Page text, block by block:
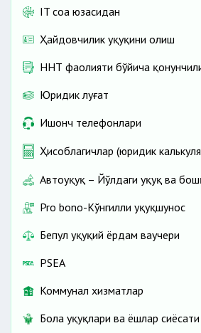
IT соҳа юзасидан
Ҳайдовчилик ҳуқуқини олиш
ННТ фаолияти бўйича
Юридик луғат
Ишонч телефонлари
Ҳисоблагичлар (юридик
Автоҳуқуқ – Йўлдаги ҳуқуқ ва
Pro bono-Кўнгилли ҳуқуқшунос
Бепул ҳуқуқий ёрдам ваучери
PSEA
Коммунал хизматлар
Бола ҳуқуқлари ва ёшлар сиёсати